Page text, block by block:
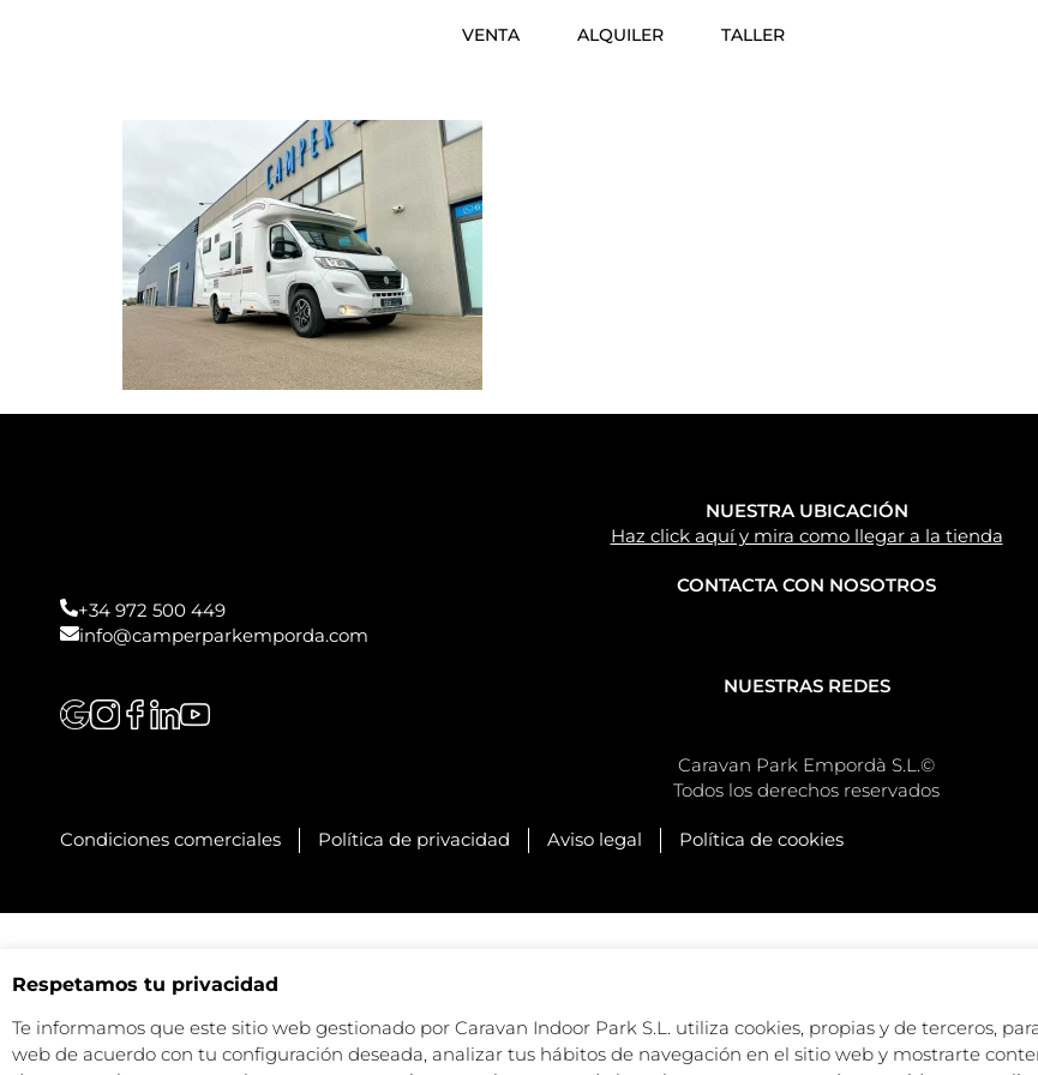
VENTA ALQUILER TALLER
NUESTRA UBICACIÓN
Haz click aquí y mira como llegar a la tienda
CONTACTA CON NOSOTROS
+34 972 500 449
info@camperparkemporda.com
NUESTRAS REDES
Caravan Park Empordà S.L.©
Todos los derechos reservados
Condiciones comerciales Política de privacidad Aviso legal Política de cookies
Respetamos tu privacidad
Te informamos que este sitio web gestionado por Caravan Indoor Park S.L. utiliza cookies, propias y de terceros,
web de acuerdo con tu configuración deseada, analizar tus hábitos de navegación en el sitio web y mostrarte